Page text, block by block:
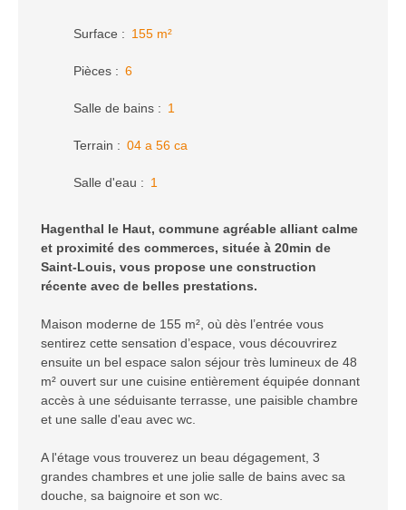
Surface : 155 m²
Pièces : 6
Salle de bains : 1
Terrain : 04 a 56 ca
Salle d'eau : 1
Hagenthal le Haut, commune agréable alliant calme
et proximité des commerces, située à 20min de
Saint-Louis, vous propose une construction
récente avec de belles prestations.
Maison moderne de 155 m², où dès l’entrée vous
sentirez cette sensation d’espace, vous découvrirez
ensuite un bel espace salon séjour très lumineux de 48
m² ouvert sur une cuisine entièrement équipée donnant
accès à une séduisante terrasse, une paisible chambre
et une salle d'eau avec wc.
A l'étage vous trouverez un beau dégagement, 3
grandes chambres et une jolie salle de bains avec sa
douche, sa baignoire et son wc.